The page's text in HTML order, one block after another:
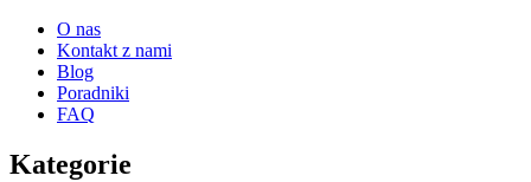
O nas
Kontakt z nami
Blog
Poradniki
FAQ
Kategorie